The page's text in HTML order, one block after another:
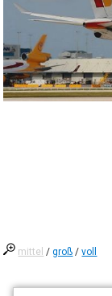
mittel /groß /voll